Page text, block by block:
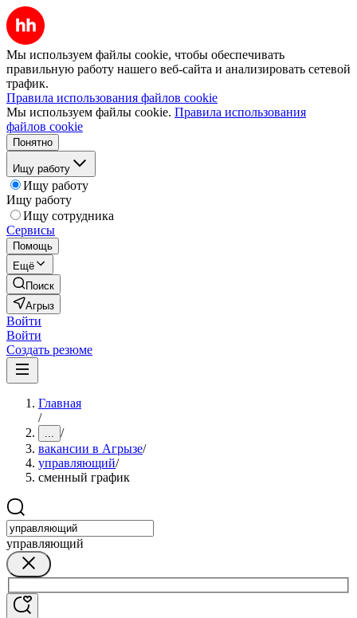
Мы используем файлы cookie, чтобы обеспечивать
правильную работу нашего веб-сайта и анализировать сетевой
трафик.
Правила использования файлов cookie
Мы используем файлы cookie. Правила использования
файлов cookie
Понятно
Ищу работу
Ищу работу
Ищу работу
Ищу сотрудника
Сервисы
Помощь
Ещё
Поиск
Агрыз
Войти
Войти
Создать резюме
Главная
/
... /
вакансии в Агрызе/
управляющий/
сменный график
управляющий